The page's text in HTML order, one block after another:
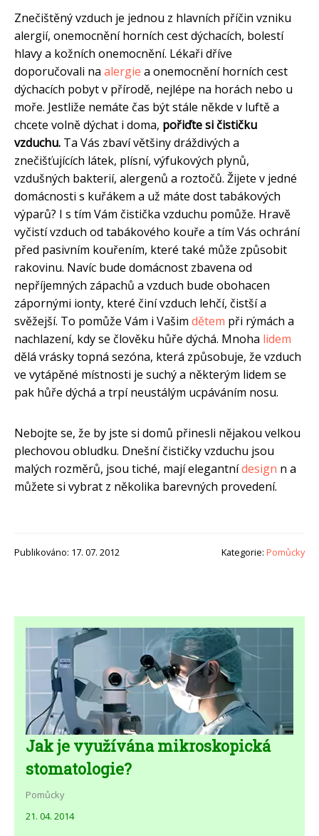
Znečištěný vzduch je jednou z hlavních příčin vzniku
alergií, onemocnění horních cest dýchacích, bolestí
hlavy a kožních onemocnění. Lékaři dříve
doporučovali na alergie a onemocnění horních cest
dýchacích pobyt v přírodě, nejlépe na horách nebo u
moře. Jestliže nemáte čas být stále někde v luftě a
chcete volně dýchat i doma, pořiďte si čističku
vzduchu. Ta Vás zbaví většiny dráždivých a
znečišťujících látek, plísní, výfukových plynů,
vzdušných bakterií, alergenů a roztočů. Žijete v jedné
domácnosti s kuřákem a už máte dost tabákových
výparů? I s tím Vám čistička vzduchu pomůže. Hravě
vyčistí vzduch od tabákového kouře a tím Vás ochrání
před pasivním kouřením, které také může způsobit
rakovinu. Navíc bude domácnost zbavena od
nepříjemných zápachů a vzduch bude obohacen
zápornými ionty, které činí vzduch lehčí, čistší a
svěžejší. To pomůže Vám i Vašim dětem při rýmách a
nachlazení, kdy se člověku hůře dýchá. Mnoha lidem
dělá vrásky topná sezóna, která způsobuje, že vzduch
ve vytápěné místnosti je suchý a některým lidem se
pak hůře dýchá a trpí neustálým ucpáváním nosu.
Nebojte se, že by jste si domů přinesli nějakou velkou
plechovou obludku. Dnešní čističky vzduchu jsou
malých rozměrů, jsou tiché, mají elegantnídesign n a
můžete si vybrat z několika barevných provedení.
Publikováno: 17. 07. 2012 Kategorie: Pomůcky
Jak je využívána mikroskopická
stomatologie?
Pomůcky
21. 04. 2014